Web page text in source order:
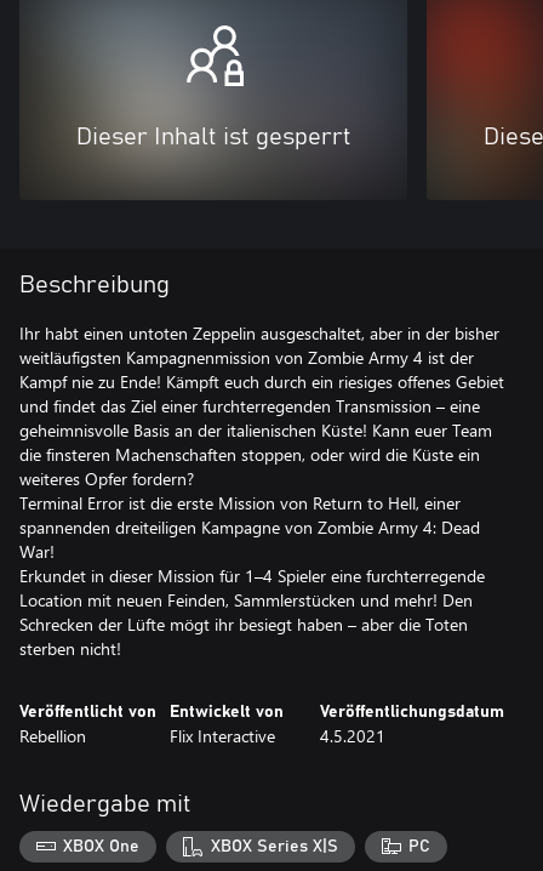
Dieser Inhalt ist gesperrt
Beschreibung
Ihr habt einen untoten Zeppelin ausgeschaltet, aber in der bisher
weitläufigsten Kampagnenmission von Zombie Army 4 ist der
Kampf nie zu Ende! Kämpft euch durch ein riesiges offenes Gebiet
und findet das Ziel einer furchterregenden Transmission – eine
geheimnisvolle Basis an der italienischen Küste! Kann euer Team
die finsteren Machenschaften stoppen, oder wird die Küste ein
weiteres Opfer fordern?
Terminal Error ist die erste Mission von Return to Hell, einer
spannenden dreiteiligen Kampagne von Zombie Army 4: Dead
War!
Erkundet in dieser Mission für 1–4 Spieler eine furchterregende
Location mit neuen Feinden, Sammlerstücken und mehr! Den
Schrecken der Lüfte mögt ihr besiegt haben – aber die Toten
sterben nicht!
Veröffentlicht von
Rebellion
Entwickelt von
Flix Interactive
Veröffentlichungsdatum
4.5.2021
Wiedergabe mit
XBOX One XBOX Series X|S PC